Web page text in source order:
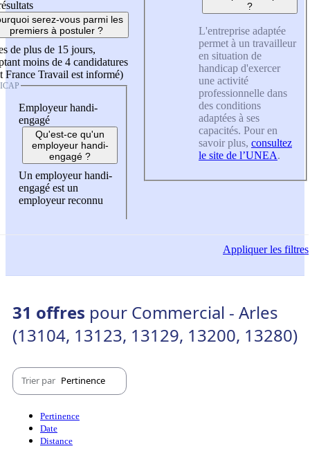
serez-vous parmi les
premiers à postuler ?
de plus de 15 jours,
moins de 4 candidatures
France Travail est informé)
Employeur handi-
engagé
Qu'est-ce qu'un
employeur handi-
engagé ?
Un employeur handi-
engagé est un
employeur reconnu
?
L'entreprise adaptée
permet à un travailleur
en situation de
handicap d'exercer
une activité
professionnelle dans
des conditions
adaptées à ses
capacités. Pour en
savoir plus, consultez
le site de l’UNEA.
Appliquerles filtres
31 offres pour Commercial - Arles
(13104, 13123, 13129, 13200, 13280)
Trier par Pertinence
Pertinence
Date
Distance